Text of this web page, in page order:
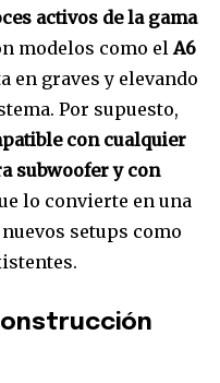
de correo eletrónico
te preocupes,
correo basura a tu
con nosotros.
activos de la gama
modelos como elA6
en graves y elevando
Por supuesto,
con cualquier
subwoofer y con
lo convierte en una
setups como